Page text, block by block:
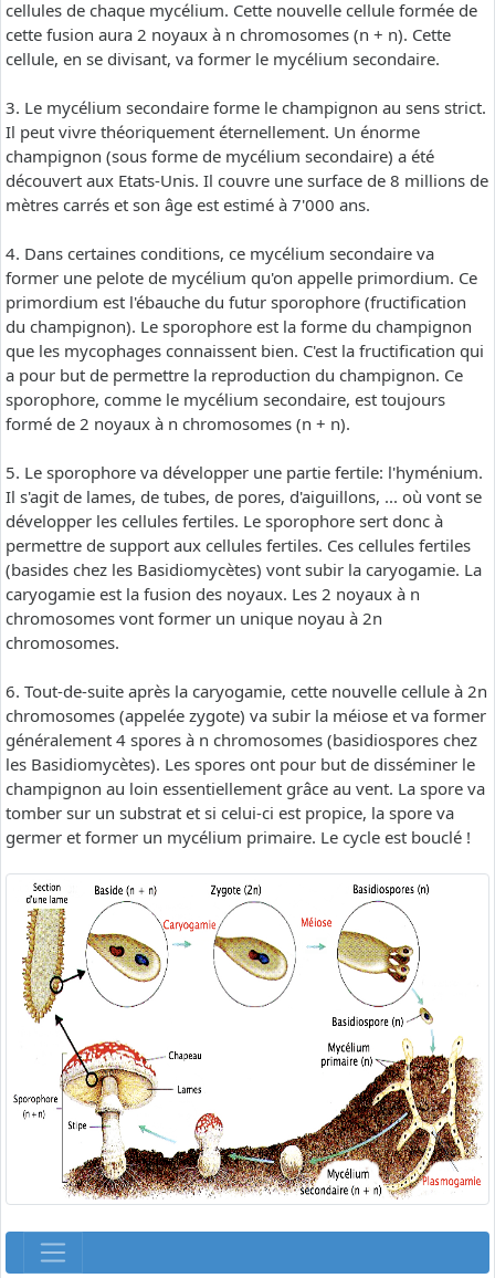
cellules de chaque mycélium. Cette nouvelle cellule formée de
cette fusion aura 2 noyaux à n chromosomes (n + n). Cette
cellule, en se divisant, va former le mycélium secondaire.
3. Le mycélium secondaire forme le champignon au sens strict.
Il peut vivre théoriquement éternellement. Un énorme
champignon (sous forme de mycélium secondaire) a été
découvert aux Etats-Unis. Il couvre une surface de 8 millions de
mètres carrés et son âge est estimé à 7'000 ans.
4. Dans certaines conditions, ce mycélium secondaire va
former une pelote de mycélium qu'on appelle primordium. Ce
primordium est l'ébauche du futur sporophore (fructification
du champignon). Le sporophore est la forme du champignon
que les mycophages connaissent bien. C'est la fructification qui
a pour but de permettre la reproduction du champignon. Ce
sporophore, comme le mycélium secondaire, est toujours
formé de 2 noyaux à n chromosomes (n + n).
5. Le sporophore va développer une partie fertile: l'hyménium.
Il s'agit de lames, de tubes, de pores, d'aiguillons, ... où vont se
développer les cellules fertiles. Le sporophore sert donc à
permettre de support aux cellules fertiles. Ces cellules fertiles
(basides chez les Basidiomycètes) vont subir la caryogamie. La
caryogamie est la fusion des noyaux. Les 2 noyaux à n
chromosomes vont former un unique noyau à 2n
chromosomes.
6. Tout-de-suite après la caryogamie, cette nouvelle cellule à 2n
chromosomes (appelée zygote) va subir la méiose et va former
généralement 4 spores à n chromosomes (basidiospores chez
les Basidiomycètes). Les spores ont pour but de disséminer le
champignon au loin essentiellement grâce au vent. La spore va
tomber sur un substrat et si celui-ci est propice, la spore va
germer et former un mycélium primaire. Le cycle est bouclé !